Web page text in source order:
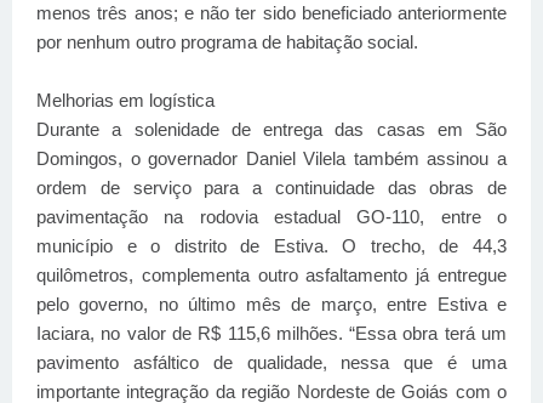
menos três anos; e não ter sido beneficiado anteriormente
por nenhum outro programa de habitação social.
Melhorias em logística
Durante a solenidade de entrega das casas em São
Domingos, o governador Daniel Vilela também assinou a
ordem de serviço para a continuidade das obras de
pavimentação na rodovia estadual GO-110, entre o
município e o distrito de Estiva. O trecho, de 44,3
quilômetros, complementa outro asfaltamento já entregue
pelo governo, no último mês de março, entre Estiva e
Iaciara, no valor de R$ 115,6 milhões. “Essa obra terá um
pavimento asfáltico de qualidade, nessa que é uma
importante integração da região Nordeste de Goiás com o